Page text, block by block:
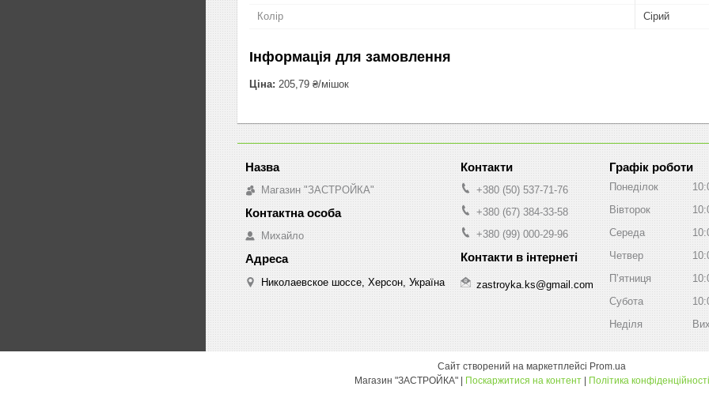
Колір Сірий
Інформація для замовлення
Ціна: 205,79 ₴/мішок
Магазин "ЗАСТРОЙКА"
Михайло
Николаевское шоссе, Херсон, Україна
+380 (50) 537-71-76
+380 (67) 384-33-58
+380 (99) 000-29-96
zastroyka.ks@gmail.com
Графік роботи
Понеділок
Вівторок
Середа
Четвер
Пʼятниця
Субота
Неділя
Сайт створений на маркетплейсі Prom.ua
Поскаржитися на контент Політика конфіденційності